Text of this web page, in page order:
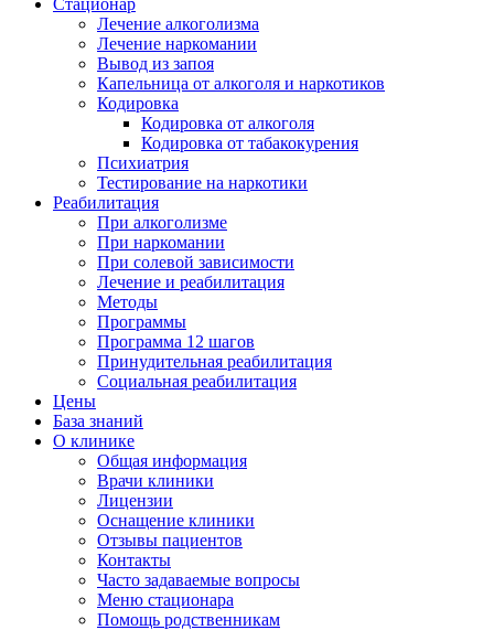
Стационар
Лечение алкоголизма
Лечение наркомании
Вывод из запоя
Капельница от алкоголя и наркотиков
Кодировка
Кодировка от алкоголя
Кодировка от табакокурения
Психиатрия
Тестирование на наркотики
Реабилитация
При алкоголизме
При наркомании
При солевой зависимости
Лечение и реабилитация
Методы
Программы
Программа 12 шагов
Принудительная реабилитация
Социальная реабилитация
Цены
База знаний
О клинике
Общая информация
Врачи клиники
Лицензии
Оснащение клиники
Отзывы пациентов
Контакты
Часто задаваемые вопросы
Меню стационара
Помощь родственникам